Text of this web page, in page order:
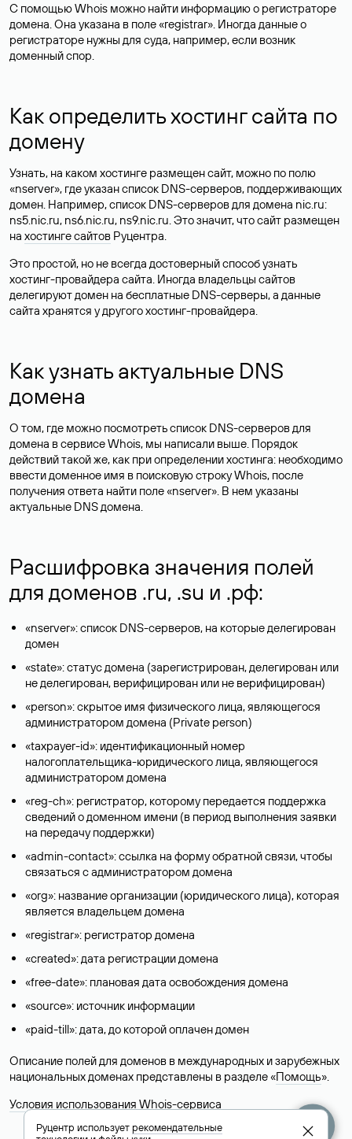
С помощью Whois можно найти информацию о регистраторе
домена. Она указана в поле «registrar». Иногда данные о
регистраторе нужны для суда, например, если возник
доменный спор.
Как определить хостинг сайта по
домену
Узнать, на каком хостинге размещен сайт, можно по полю
«nserver», где указан список DNS-серверов, поддерживающих
домен. Например, список DNS-серверов для домена nic.ru:
ns5.nic.ru, ns6.nic.ru, ns9.nic.ru. Это значит, что сайт размещен
на хостинге сайтов Руцентра.
Это простой, но не всегда достоверный способ узнать
хостинг-провайдера сайта. Иногда владельцы сайтов
делегируют домен на бесплатные DNS-серверы, а данные
сайта хранятся у другого хостинг-провайдера.
Как узнать актуальные DNS
домена
О том, где можно посмотреть список DNS-серверов для
домена в сервисе Whois, мы написали выше. Порядок
действий такой же, как при определении хостинга: необходимо
ввести доменное имя в поисковую строку Whois, после
получения ответа найти поле «nserver». В нем указаны
актуальные DNS домена.
Расшифровка значения полей
для доменов .ru, .su и .рф:
«nserver»: список DNS-серверов, на которые делегирован
домен
«state»: статус домена (зарегистрирован, делегирован или
не делегирован, верифицирован или не верифицирован)
«person»: скрытое имя физического лица, являющегося
администратором домена (Privatе person)
«taxpayer-id»: идентификационный номер
налогоплательщика-юридического лица, являющегося
администратором домена
«reg-ch»: регистратор, которому передается поддержка
сведений о доменном имени (в период выполнения заявки
на передачу поддержки)
«admin-contact»: ссылка на форму обратной связи, чтобы
связаться с администратором домена
«org»: название организации (юридического лица), которая
является владельцем домена
«registrar»: регистратор домена
«created»: дата регистрации домена
«free-date»: плановая дата освобождения домена
«source»: источник информации
«paid-till»: дата, до которой оплачен домен
Описание полей для доменов в международных и зарубежных
национальных доменах представлены в разделе «Помощь».
Условия использования Whois-сервиса
Руцентр используетрекомендательные